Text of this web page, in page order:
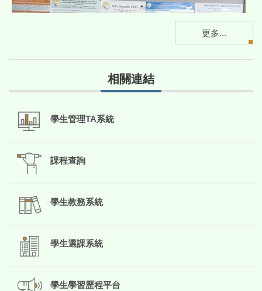
更多...
相關連結
學生管理TA系統
課程查詢
學生教務系統
學生選課系統
學生學習歷程平台